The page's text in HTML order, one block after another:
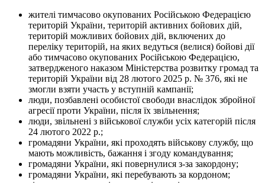
жителі тимчасово окупованих Російською Федерацією
територій України, територій активних бойових дій,
територій можливих бойових дій, включених до
переліку територій, на яких ведуться (велися) бойові дії
або тимчасово окупованих Російською Федерацією,
затвердженого наказом Міністерства розвитку громад та
територій України від 28 лютого 2025 р. № 376, які не
змогли взяти участь у вступній кампанії;
люди, позбавлені особистої свободи внаслідок збройної
агресії проти України, після їх звільнення;
люди, звільнені з військової служби усіх категорій після
24 лютого 2022 р.;
громадяни України, які проходять військову службу, що
мають можливість, бажання і згоду командування;
громадяни України, які повернулися з-за закордону;
громадяни України, які перебувають за кордоном;